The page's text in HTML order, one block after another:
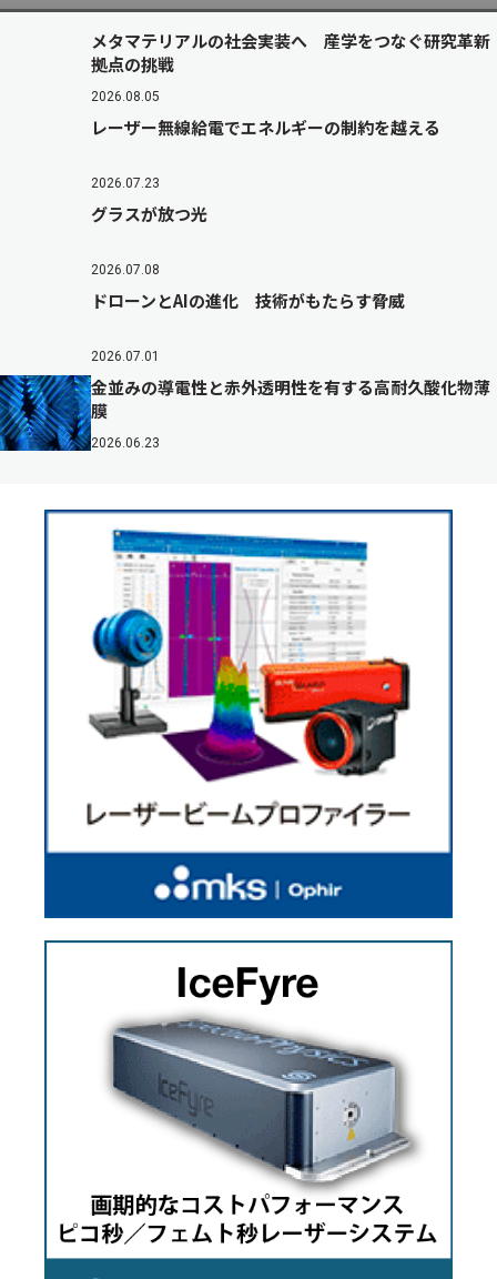
メタマテリアルの社会実装へ 産学をつなぐ研究革新
拠点の挑戦
2026.08.05
レーザー無線給電でエネルギーの制約を越える
2026.07.23
グラスが放つ光
2026.07.08
ドローンとAIの進化 技術がもたらす脅威
2026.07.01
金並みの導電性と赤外透明性を有する高耐久酸化物薄
膜
2026.06.23